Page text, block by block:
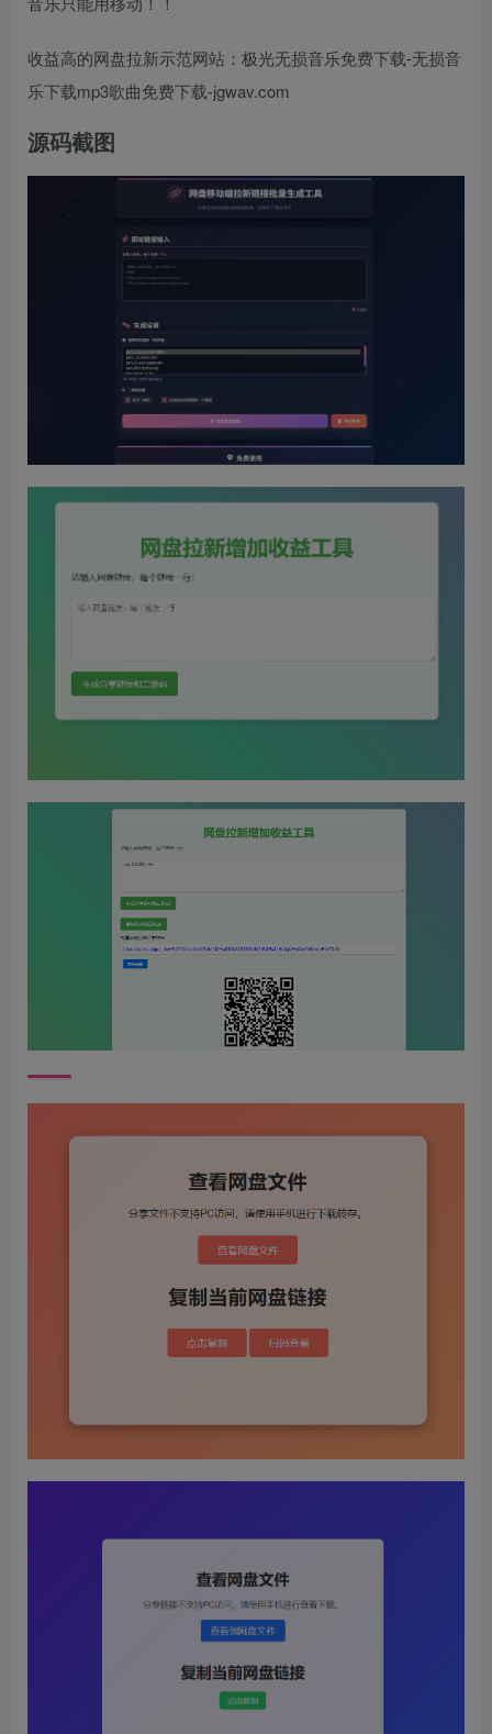
收益高的网盘拉新示范网站：极光无损音乐免费下载-无损音
乐下载mp3歌曲免费下载-jgwav.com
源码截图